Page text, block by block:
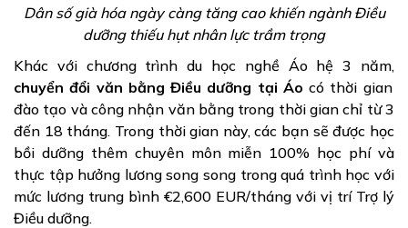
Dân số già hóa ngày càng tăng cao khiến ngành Điều
dưỡng thiếu hụt nhân lực trầm trọng
Khác với chương trình du học nghề Áo hệ 3 năm,
chuyển đổi văn bằng Điều dưỡng tại Áo có thời gian
đào tạo và công nhận văn bằng trong thời gian chỉ từ 3
đến 18 tháng. Trong thời gian này, các bạn sẽ được học
bồi dưỡng thêm chuyên môn miễn 100% học phí và
thực tập hưởng lương song song trong quá trình học với
mức lương trung bình €2,600 EUR/tháng với vị trí Trợ lý
Điều dưỡng.